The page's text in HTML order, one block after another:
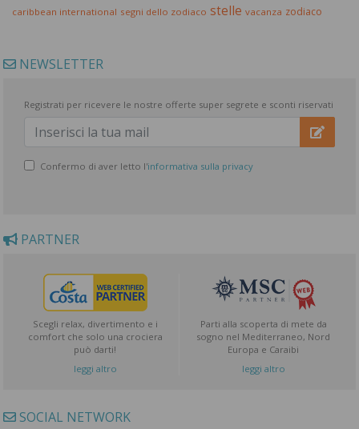
caribbean international segni dello zodiaco stelle vacanza zodiaco
NEWSLETTER
Registrati per ricevere le nostre offerte super segrete e sconti riservati
Confermo di aver letto l'informativa sulla privacy
PARTNER
Scegli relax, divertimento e i
comfort che solo una crociera
può darti!
leggi altro
Parti alla scoperta di mete da
sogno nel Mediterraneo, Nord
Europa e Caraibi
leggi altro
SOCIAL NETWORK